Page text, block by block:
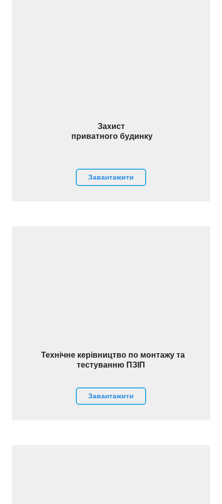
Захист
приватного будинку
Завантажити
Технічне керівництво по монтажу та
тестуванню ПЗІП
Завантажити